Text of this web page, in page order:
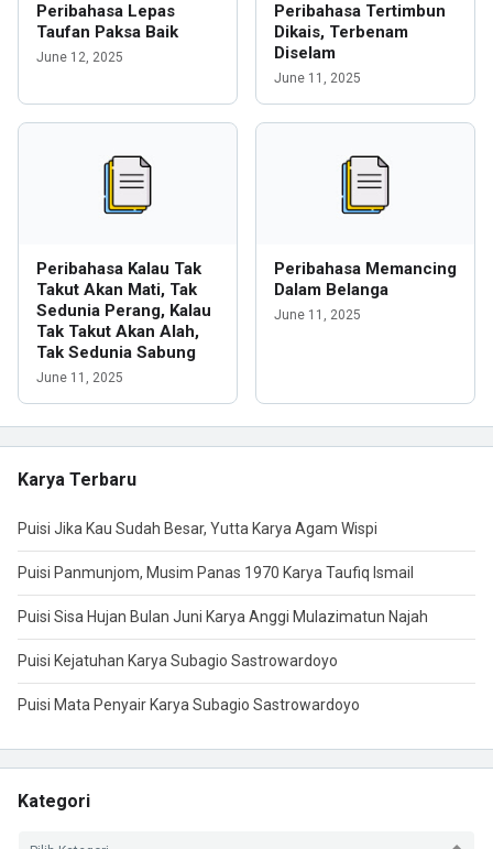
Peribahasa Lepas
Taufan Paksa Baik
June 12, 2025
Peribahasa Tertimbun
Dikais, Terbenam
Diselam
June 11, 2025
Peribahasa Kalau Tak
Takut Akan Mati, Tak
Sedunia Perang, Kalau
Tak Takut Akan Alah,
Tak Sedunia Sabung
June 11, 2025
Peribahasa Memancing
Dalam Belanga
June 11, 2025
Karya Terbaru
Puisi Jika Kau Sudah Besar, Yutta Karya Agam Wispi
Puisi Panmunjom, Musim Panas 1970 Karya Taufiq Ismail
Puisi Sisa Hujan Bulan Juni Karya Anggi Mulazimatun Najah
Puisi Kejatuhan Karya Subagio Sastrowardoyo
Puisi Mata Penyair Karya Subagio Sastrowardoyo
Kategori